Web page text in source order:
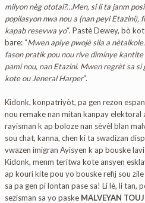
milyon nèg ototal?…Men, si li ta janm
popilasyon nwa nou a (nan peyi Etazini),
kapab resevwa yo“. Pastè Dewey, bò
bare: “Mwen apiye pwojè sila a
fason pratik pou nou rive diminye
pami nou, nan Etazini. Mwen regrèt sa si
kote ou Jeneral Harper“.
Kidonk, konpatriyòt, pa gen rezon
nou remake nan mitan kanpay elektoral
rayisman k ap boloze nan sèvèl blan
sou chat, kanna, chen ki ta swadizan
vwazen imigran Ayisyen k ap bouske
Kidonk, menm teritwa kote ansyen
ap kouri kite pou yo bouske refij sou zile
sa pa gen pi lontan pase sa! Li lè, li tan,
sezisman sa yo paske MALVEYAN